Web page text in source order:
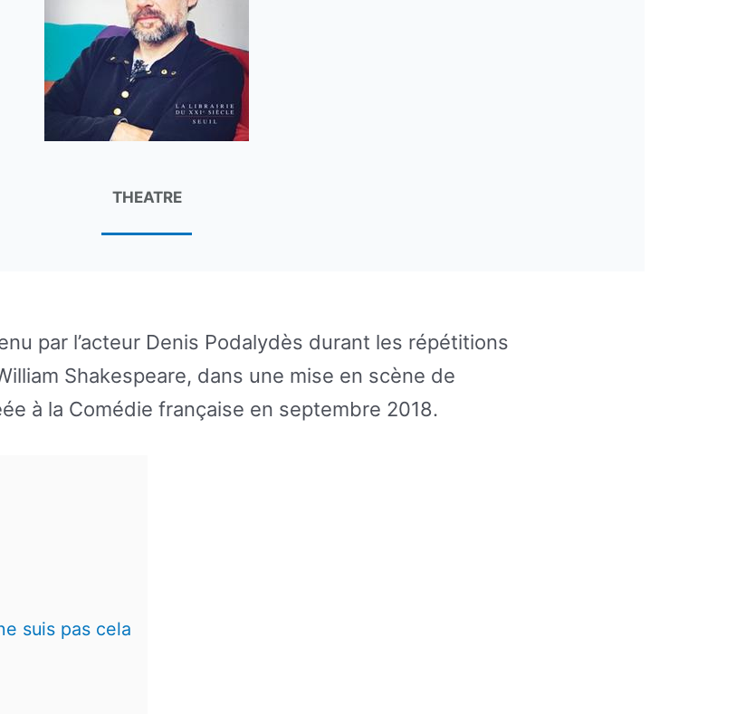
THEATRE
par l’acteur Denis Podalydès durant les répétitions
Shakespeare, dans une mise en scène de
à la Comédie française en septembre 2018.
suis pas cela